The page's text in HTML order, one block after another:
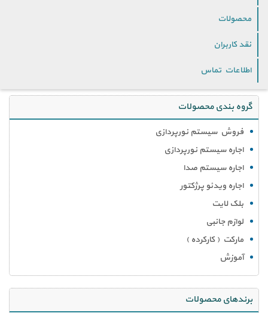
محصولات
نقد کاربران
اطلاعات تماس
گروه بندی محصولات
فروش سیستم نورپردازی
اجاره سیستم نورپردازی
اجاره سیستم صدا
اجاره ویدئو پرژکتور
بلک لایت
لوازم جانبی
مارکت ( کارکرده )
آموزش
برندهای محصولات